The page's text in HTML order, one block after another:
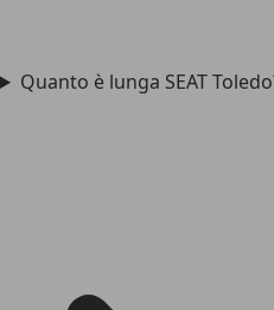
Quanto è lunga SEAT